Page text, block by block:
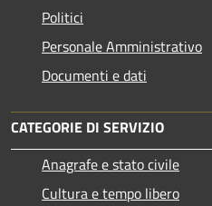
Politici
Personale Amministrativo
Documenti e dati
CATEGORIE DI SERVIZIO
Anagrafe e stato civile
Cultura e tempo libero